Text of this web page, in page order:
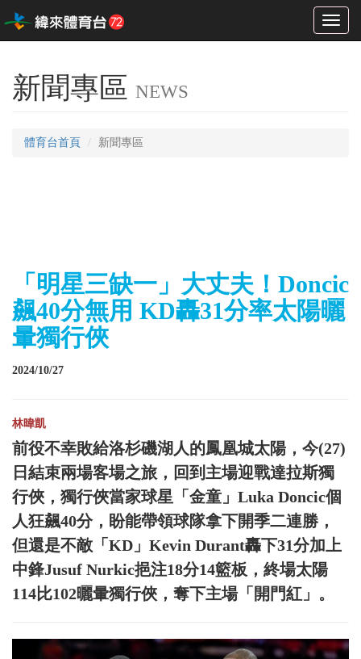
Toggle
新聞專區 NEWS
體育台首頁 新聞專區
「明星三缺一」大丈夫！Doncic
飆40分無用 KD轟31分率太陽曬
暈獨行俠
2024/10/27
林暐凱
前役不幸敗給洛杉磯湖人的鳳凰城太陽，今(27)
日結束兩場客場之旅，回到主場迎戰達拉斯獨
行俠，獨行俠當家球星「金童」Luka Doncic個
人狂飆40分，盼能帶領球隊拿下開季二連勝，
但還是不敵「KD」Kevin Durant轟下31分加上
中鋒Jusuf Nurkic挹注18分14籃板，終場太陽
114比102曬暈獨行俠，奪下主場「開門紅」。